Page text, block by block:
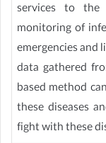
services to the
monitoring of
emergencies and
data gathered
based method
these diseases
fight with these